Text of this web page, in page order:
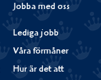
Jobba med oss
Lediga jobb
Våra förmåner
Hur är det att